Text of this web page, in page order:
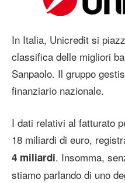
In Italia, Unicredit si
classifica delle migliori
Sanpaolo. Il gruppo
finanziario nazionale.
I dati relativi al fatturato
18 miliardi di euro,
4 miliardi. Insomma,
stiamo parlando di uno